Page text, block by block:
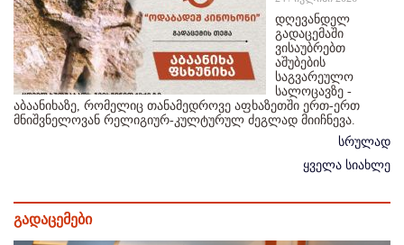
დღევანდელ
გადაცემაში
ვისაუბრებთ
აშუბების
საგვარეულო
სალოცავზე -
აბაანიხაზე, რომელიც თანამედროვე აფხაზეთში ერთ-ერთ
მნიშვნელოვან რელიგიურ-კულტურულ ძეგლად მიიჩნევა.
სრულად
ყველა სიახლე
გადაცემები